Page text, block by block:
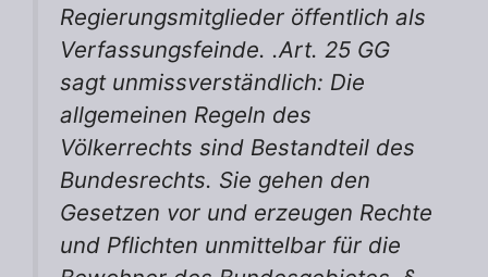
Regierungsmitglieder öffentlich als
Verfassungsfeinde. .Art. 25 GG
sagt unmissverständlich: Die
allgemeinen Regeln des
Völkerrechts sind Bestandteil des
Bundesrechts. Sie gehen den
Gesetzen vor und erzeugen Rechte
und Pflichten unmittelbar für die